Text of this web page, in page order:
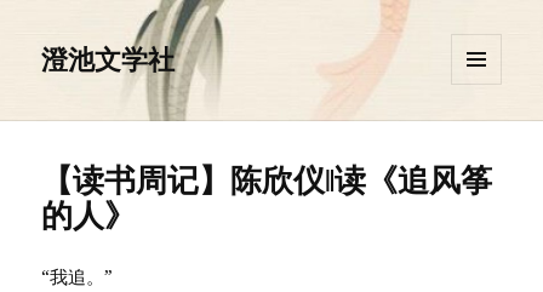
澄池文学社
挂件
【读书周记】陈欣仪‖读《追风筝
的人》
“我追。”